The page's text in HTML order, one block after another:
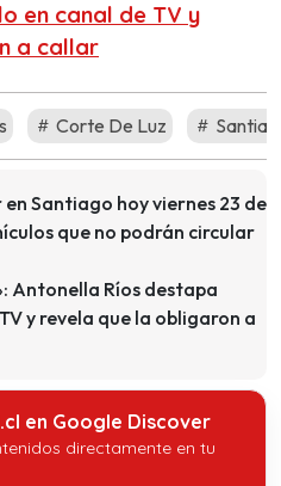
en canal de TV y
a callar
Corte De Luz
Santiago hoy viernes 23 de
que no podrán circular
Antonella Ríos destapa
y revela que la obligaron a
en Google Discover
directamente en tu